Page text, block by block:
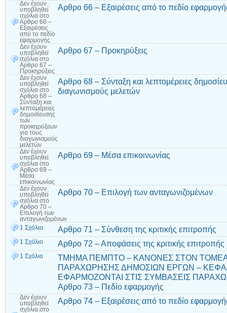
Δεν έχουν
υποβληθεί
σχόλια στο
Αρθρο 66 –
Εξαιρέσεις
από το πεδίο
εφαρμογής
Αρθρο 66 – Εξαιρέσεις από το πεδίο
Δεν έχουν
υποβληθεί
σχόλια στο
Αρθρο 67 –
Προκηρύξεις
Αρθρο 67 – Προκηρύξεις
Δεν έχουν
υποβληθεί
σχόλια στο
Αρθρο 68 –
Σύνταξη και
λεπτομέρειες
δημοσίευσης
των
προκηρύξεων
για τους
διαγωνισμούς
μελετών
Αρθρο 68 – Σύνταξη και λεπτομέρειες
διαγωνισμούς μελετών
Δεν έχουν
υποβληθεί
σχόλια στο
Αρθρο 69 –
Μέσα
επικοινωνίας
Αρθρο 69 – Μέσα επικοινωνίας
Δεν έχουν
υποβληθεί
σχόλια στο
Αρθρο 70 –
Επιλογή των
ανταγωνιζομένων
Αρθρο 70 – Επιλογή των ανταγωνιζομένων
1 Σχόλιο Αρθρο 71 – Σύνθεση της κριτικής επιτροπής
1 Σχόλιο Αρθρο 72 – Αποφάσεις της κριτικής επιτροπής
1 Σχόλιο
ΤΜΗΜΑ ΠΕΜΠΤΟ – ΚΑΝΟΝΕΣ ΣΤΟΝ
ΠΑΡΑΧΩΡΗΣΗΣ ΔΗΜΟΣΙΩΝ ΕΡΓΩΝ –
ΕΦΑΡΜΟΖΟΝΤΑΙ ΣΤΙΣ ΣΥΜΒΑΣΕΙΣ
Αρθρο 73 – Πεδίο εφαρμογής
Δεν έχουν
υποβληθεί
σχόλια στο
Αρθρο 74 – Εξαιρέσεις από το πεδίο